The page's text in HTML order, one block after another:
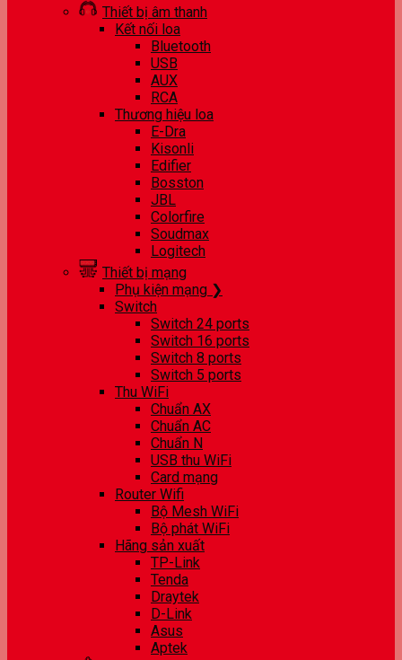
Thiết bị âm thanh
Kết nối loa
Bluetooth
USB
AUX
RCA
Thương hiệu loa
E-Dra
Kisonli
Edifier
Bosston
JBL
Colorfire
Soudmax
Logitech
Thiết bị mạng
Phụ kiện mạng ❯
Switch
Switch 24 ports
Switch 16 ports
Switch 8 ports
Switch 5 ports
Thu WiFi
Chuẩn AX
Chuẩn AC
Chuẩn N
USB thu WiFi
Card mạng
Router Wifi
Bộ Mesh WiFi
Bộ phát WiFi
Hãng sản xuất
TP-Link
Tenda
Draytek
D-Link
Asus
Aptek